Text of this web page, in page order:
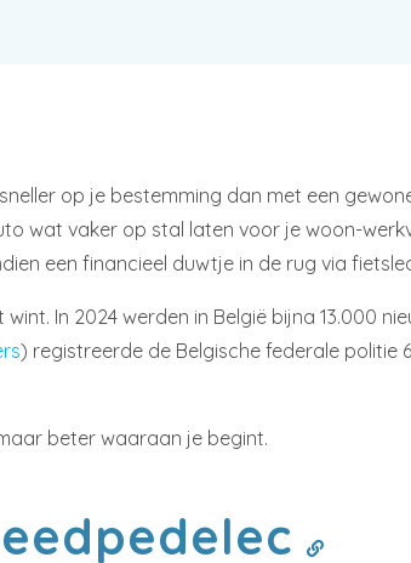
op je bestemming dan met een
wat vaker op stal laten voor je woon-
een financieel duwtje in de rug via
In 2024 werden in België bijna 13.000
) registreerde de Belgische federale politie
beter waaraan je begint.